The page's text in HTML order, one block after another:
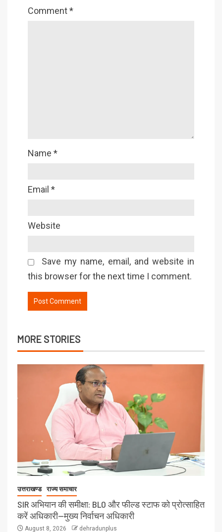
Comment*
Name *
Email *
Website
Save my name, email, and website in
this browser for the next time I comment.
MORE STORIES
उत्तराखण्ड राज्य समाचार
SIR अभियान की समीक्षा: BLO और फील्ड स्टाफ को प्रोत्साहित
करें अधिकारी—मुख्य निर्वाचन अधिकारी
August 8, 2026 dehradunplus